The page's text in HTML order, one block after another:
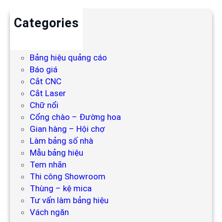
Categories
Bảng hiệu quảng cáo
Báo giá
Cắt CNC
Cắt Laser
Chữ nổi
Cổng chào – Đường hoa
Gian hàng – Hội chợ
Làm bảng số nhà
Mẫu bảng hiệu
Tem nhãn
Thi công Showroom
Thùng – kệ mica
Tư vấn làm bảng hiệu
Vách ngăn